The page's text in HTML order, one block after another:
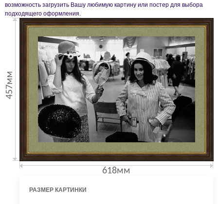
возможность загрузить Вашу любимую картину или постер для выбора
подходящего оформления.
457мм
618мм
РАЗМЕР КАРТИНКИ